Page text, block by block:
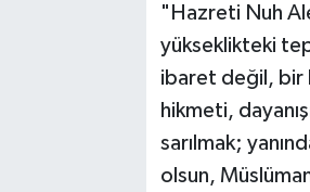
"Hazreti Nuh
yükseklikteki
ibaret değil, bir
hikmeti,
sarılmak;
olsun,